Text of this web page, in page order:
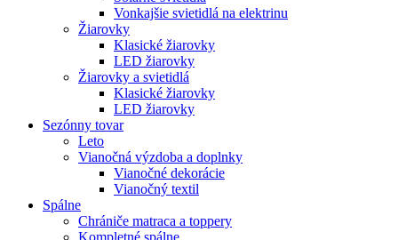
Vonkajšie svietidlá na elektrinu
Žiarovky
Klasické žiarovky
LED žiarovky
Žiarovky a svietidlá
Klasické žiarovky
LED žiarovky
Sezónny tovar
Leto
Vianočná výzdoba a doplnky
Vianočné dekorácie
Vianočný textil
Spálne
Chrániče matraca a toppery
Kompletné spálne